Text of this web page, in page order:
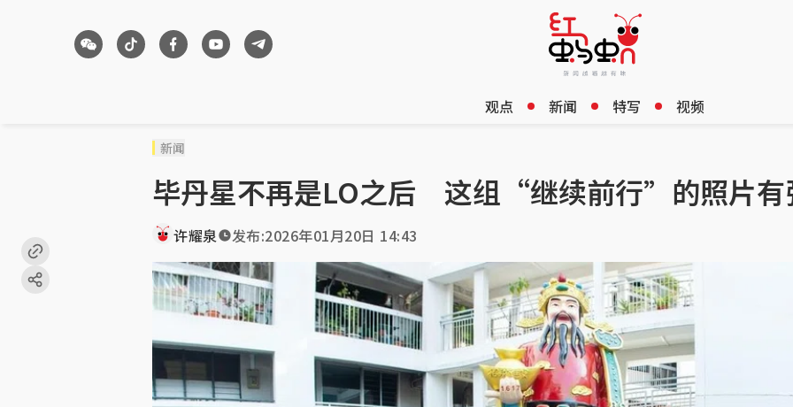
观点 新闻 特写 视频
新闻
毕丹星不再是LO之后 这组“继续前行”的照片有
许耀泉 发布:2026年01月20日 14:43